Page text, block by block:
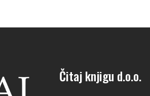
Čitaj knjigu d.o.o.